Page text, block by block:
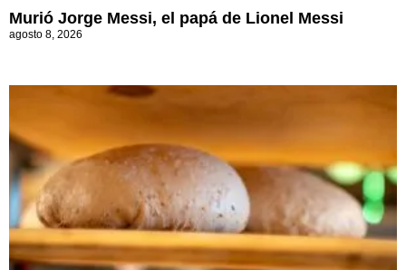
Murió Jorge Messi, el papá de Lionel Messi
agosto 8, 2026